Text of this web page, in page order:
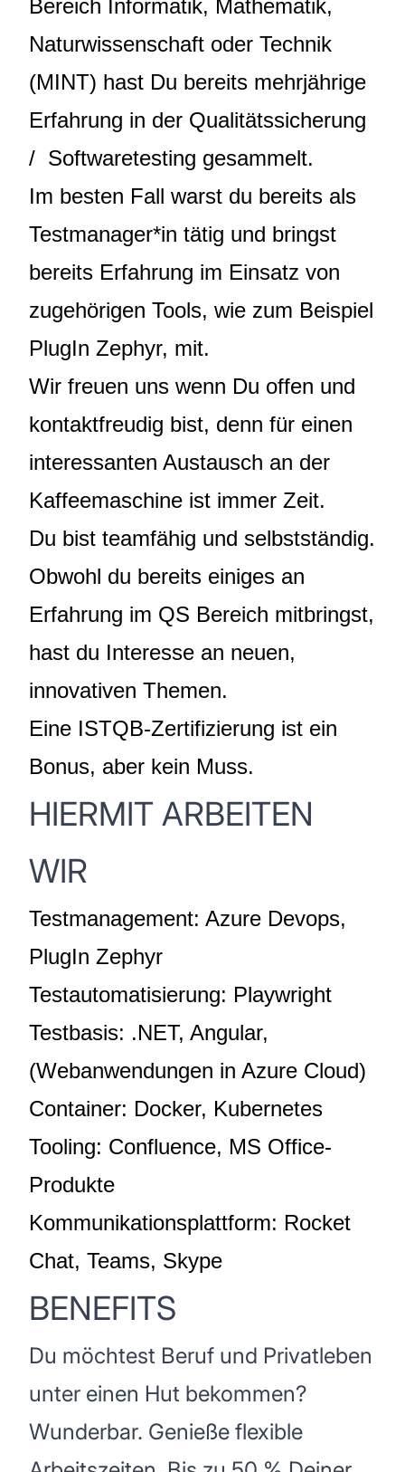
Bereich Informatik, Mathematik,
Naturwissenschaft oder Technik
(MINT) hast Du bereits mehrjährige
Erfahrung in der Qualitätssicherung
/ Softwaretesting gesammelt.
Im besten Fall warst du bereits als
Testmanager*in tätig und bringst
bereits Erfahrung im Einsatz von
zugehörigen Tools, wie zum Beispiel
PlugIn Zephyr, mit.
Wir freuen uns wenn Du offen und
kontaktfreudig bist, denn für einen
interessanten Austausch an der
Kaffeemaschine ist immer Zeit.
Du bist teamfähig und selbstständig.
Obwohl du bereits einiges an
Erfahrung im QS Bereich mitbringst,
hast du Interesse an neuen,
innovativen Themen.
Eine ISTQB-Zertifizierung ist ein
Bonus, aber kein Muss.
HIERMIT ARBEITEN
WIR
Testmanagement: Azure Devops,
PlugIn Zephyr
Testautomatisierung: Playwright
Testbasis: .NET, Angular,
(Webanwendungen in Azure Cloud)
Container: Docker, Kubernetes
Tooling: Confluence, MS Office-
Produkte
Kommunikationsplattform: Rocket
Chat, Teams, Skype
BENEFITS
Du möchtest Beruf und Privatleben
unter einen Hut bekommen?
Wunderbar. Genieße flexible